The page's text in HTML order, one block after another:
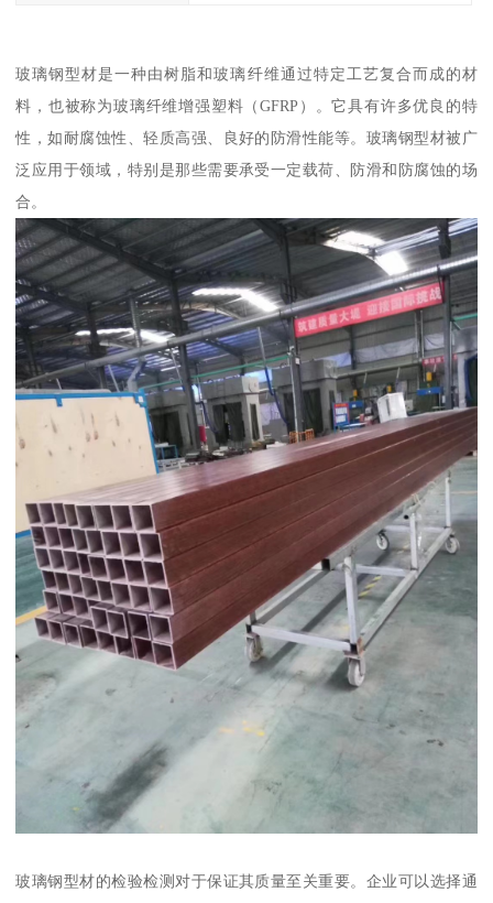
玻璃钢型材是一种由树脂和玻璃纤维通过特定工艺复合而成的材
料，也被称为玻璃纤维增强塑料（GFRP）。它具有许多优良的特
性，如耐腐蚀性、轻质高强、良好的防滑性能等。玻璃钢型材被广
泛应用于领域，特别是那些需要承受一定载荷、防滑和防腐蚀的场
合。
玻璃钢型材的检验检测对于保证其质量至关重要。企业可以选择通